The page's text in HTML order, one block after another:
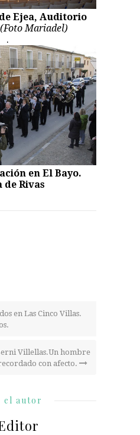
Ejea, Auditorio
(Foto Mariadel)
.
en El Bayo.
de Rivas
en Las Cinco Villas.
Villellas.Un hombre
con afecto.
el autor